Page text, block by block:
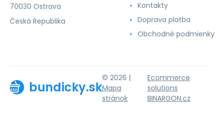
70030 Ostrava
Česká Republika
Kontakty
Doprava platba
Obchodné podmienky
bundicky.sk
© 2026 |
Mapa
stránok
Ecommerce
solutions
BINARGON.cz